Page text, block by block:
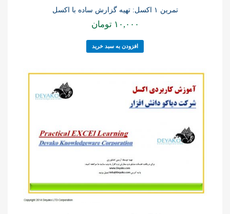
تمرین ۱ اکسل: تهیه گزارش ساده با اکسل
۱۰,۰۰۰ تومان
افزودن به سبد خرید